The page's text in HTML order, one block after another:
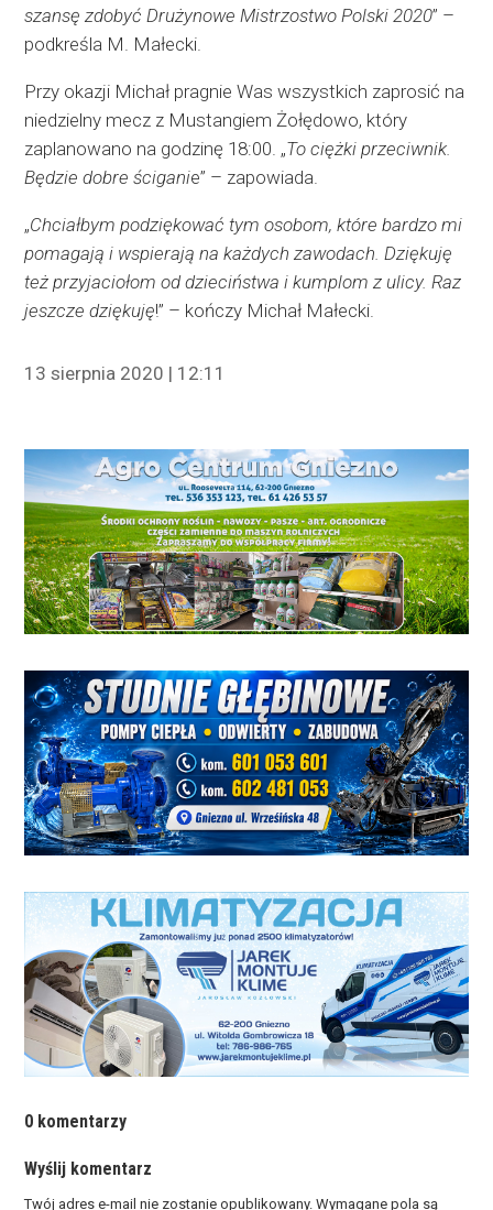
szansę zdobyć Drużynowe Mistrzostwo Polski 2020” –
podkreśla M. Małecki.
Przy okazji Michał pragnie Was wszystkich zaprosić na
niedzielny mecz z Mustangiem Żołędowo, który
zaplanowano na godzinę 18:00. „To ciężki przeciwnik.
Będzie dobre ściganie” – zapowiada.
„Chciałbym podziękować tym osobom, które bardzo mi
pomagają i wspierają na każdych zawodach. Dziękuję
też przyjaciołom od dzieciństwa i kumplom z ulicy. Raz
jeszcze dziękuję!” – kończy Michał Małecki.
13 sierpnia 2020 | 12:11
0 komentarzy
Wyślij komentarz
Twój adres e-mail nie zostanie opublikowany. Wymagane pola są